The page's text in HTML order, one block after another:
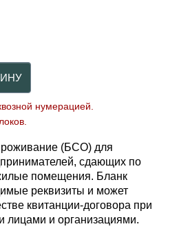
нумерацией.
(БСО) для
сдающих по
помещения. Бланк
реквизиты и может
квитанции-договора при
лицами и организациями.